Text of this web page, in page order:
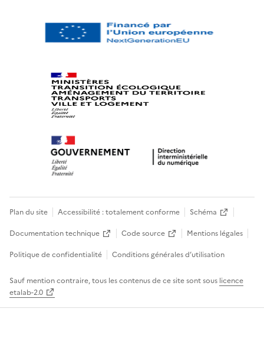
Plan du site Accessibilité : totalement conforme
Schéma
Documentation technique
Code source
Mentions légales
Politique de confidentialité
Conditions générales d’utilisation
Sauf mention contraire, tous les contenus de ce site sont sous licence
etalab-2.0